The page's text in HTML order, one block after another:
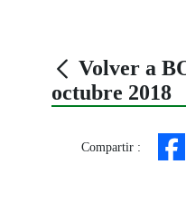
Volver a
octubre 2018
Compartir :